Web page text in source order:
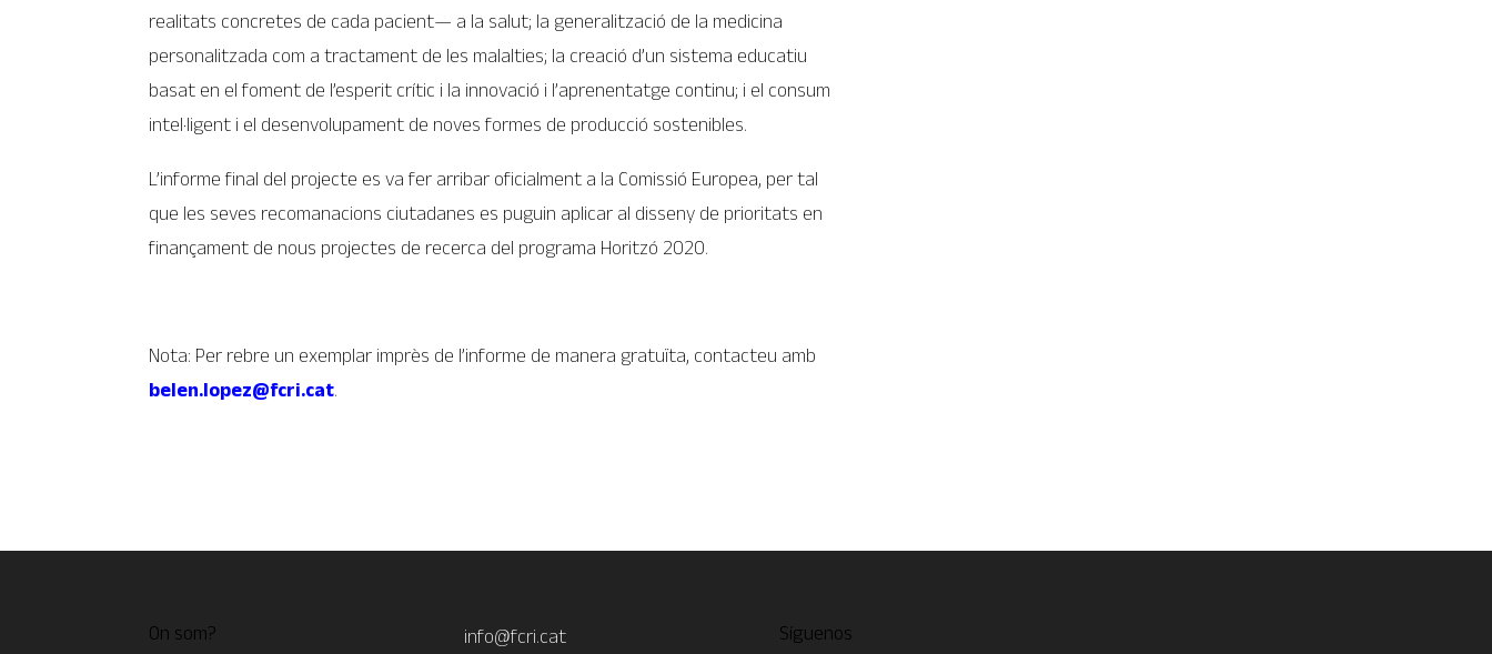
realitats concretes de cada pacient— a la salut; la generalització de la medicina
personalitzada com a tractament de les malalties; la creació d’un sistema educatiu
basat en el foment de l’esperit crític i la innovació i l’aprenentatge continu; i el consum
intel·ligent i el desenvolupament de noves formes de producció sostenibles.
L’informe final del projecte es va fer arribar oficialment a la Comissió Europea, per tal
que les seves recomanacions ciutadanes es puguin aplicar al disseny de prioritats en
finançament de nous projectes de recerca del programa Horitzó 2020.
Nota: Per rebre un exemplar imprès de l’informe de manera gratuïta, contacteu amb
belen.lopez@fcri.cat.
On som?
info@fcri.cat
Síguenos